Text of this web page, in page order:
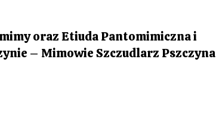
oraz Etiuda Pantomimiczna i
– Mimowie Szczudlarz Pszczyna